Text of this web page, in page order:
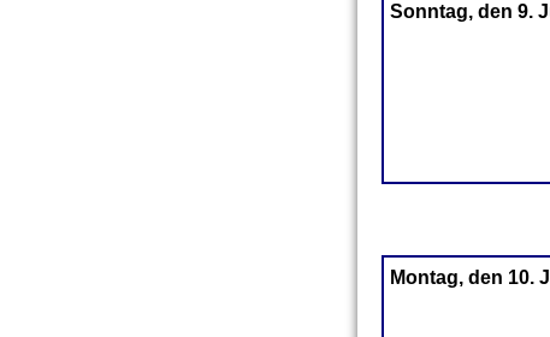
Sonntag, den 9.
Montag, den 10.